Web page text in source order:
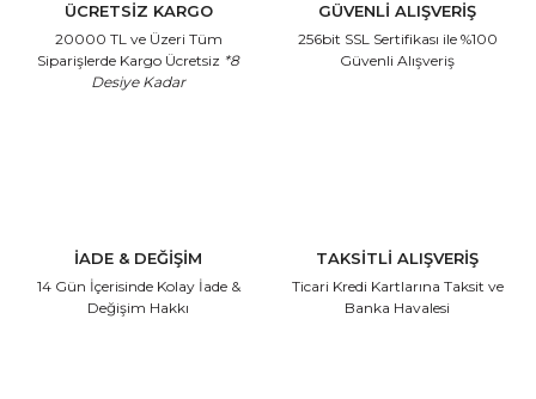
ÜCRETSİZ KARGO
20000 TL ve Üzeri Tüm
Siparişlerde Kargo Ücretsiz *8
Desiye Kadar
GÜVENLİ ALIŞVERİŞ
256bit SSL Sertifikası ile %100
Güvenli Alışveriş
İADE & DEĞİŞİM
14 Gün İçerisinde Kolay İade &
Değişim Hakkı
TAKSİTLİ ALIŞVERİŞ
Ticari Kredi Kartlarına Taksit ve
Banka Havalesi